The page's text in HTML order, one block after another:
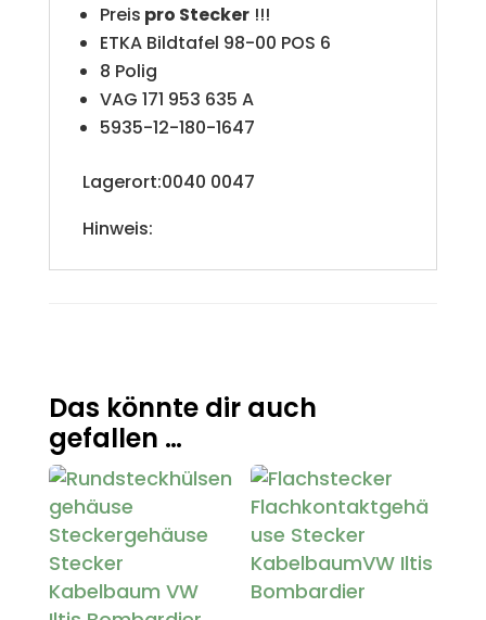
Preis pro Stecker!!!
ETKA Bildtafel 98-00 POS 6
8 Polig
VAG 171 953 635 A
5935-12-180-1647
Lagerort:0040 0047
Hinweis:
Das könnte dir auch
gefallen …